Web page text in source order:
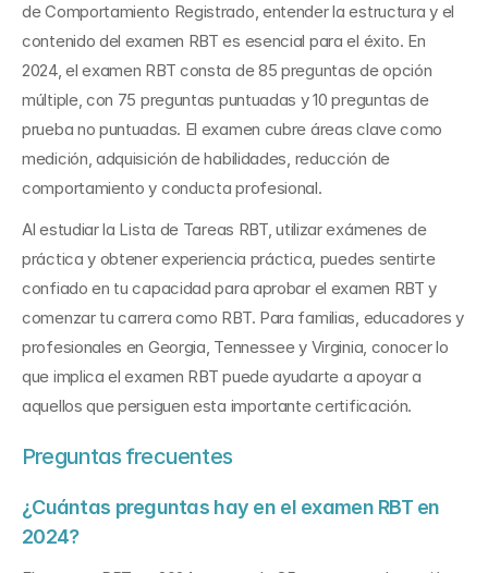
de Comportamiento Registrado, entender la estructura y el
contenido del examen RBT es esencial para el éxito. En
2024, el examen RBT consta de 85 preguntas de opción
múltiple, con 75 preguntas puntuadas y 10 preguntas de
prueba no puntuadas. El examen cubre áreas clave como
medición, adquisición de habilidades, reducción de
comportamiento y conducta profesional.
Al estudiar la Lista de Tareas RBT, utilizar exámenes de
práctica y obtener experiencia práctica, puedes sentirte
confiado en tu capacidad para aprobar el examen RBT y
comenzar tu carrera como RBT. Para familias, educadores y
profesionales en Georgia, Tennessee y Virginia, conocer lo
que implica el examen RBT puede ayudarte a apoyar a
aquellos que persiguen esta importante certificación.
Preguntas frecuentes
¿Cuántas preguntas hay en el examen RBT en
2024?